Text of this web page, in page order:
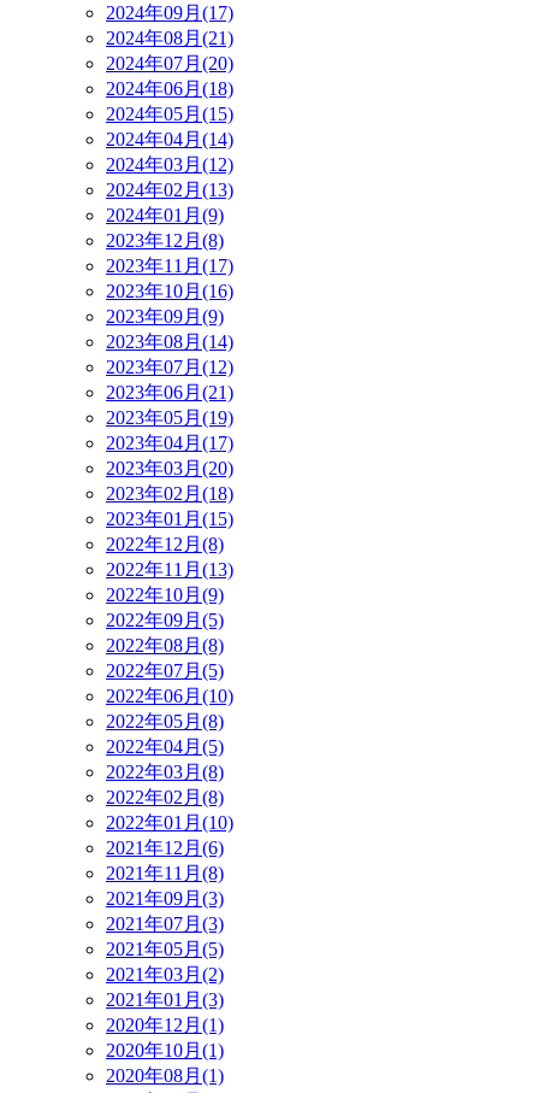
2024年09月(17)
2024年08月(21)
2024年07月(20)
2024年06月(18)
2024年05月(15)
2024年04月(14)
2024年03月(12)
2024年02月(13)
2024年01月(9)
2023年12月(8)
2023年11月(17)
2023年10月(16)
2023年09月(9)
2023年08月(14)
2023年07月(12)
2023年06月(21)
2023年05月(19)
2023年04月(17)
2023年03月(20)
2023年02月(18)
2023年01月(15)
2022年12月(8)
2022年11月(13)
2022年10月(9)
2022年09月(5)
2022年08月(8)
2022年07月(5)
2022年06月(10)
2022年05月(8)
2022年04月(5)
2022年03月(8)
2022年02月(8)
2022年01月(10)
2021年12月(6)
2021年11月(8)
2021年09月(3)
2021年07月(3)
2021年05月(5)
2021年03月(2)
2021年01月(3)
2020年12月(1)
2020年10月(1)
2020年08月(1)